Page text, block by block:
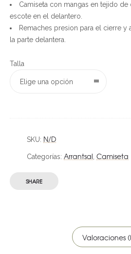
Camiseta con mangas en tejido
escote en el delantero.
Remaches presion para el cierre y
la parte delantera.
Talla
Elige una opción
SKU: N/D
Categorías: Arrantsal Camiseta
SHARE
Valoraciones